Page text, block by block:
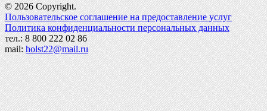
© 2026 Copyright.
Пользовательское соглашение на предоставление услуг
Политика конфиденциальности персональных данных
тел.: 8 800 222 02 86
mail:holst22@mail.ru